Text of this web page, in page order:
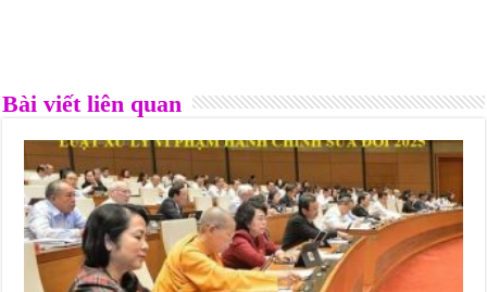
Bài viết liên quan